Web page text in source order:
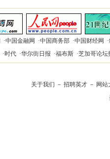
·中国金融网 ·中国商务部 ·中国财经网 ·
·时代 ·华尔街日报 ·福布斯 ·芝加哥论坛
关于我们 － 招聘英才 － 网站